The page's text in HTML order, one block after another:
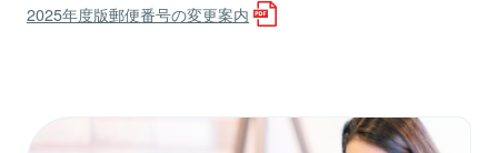
2025年度版郵便番号の変更案内